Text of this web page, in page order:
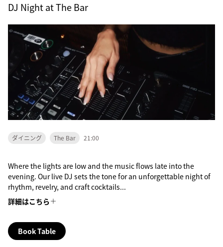
DJ Night at The Bar
ダイニング The Bar 21:00
Where the lights are low and the music flows late into the
evening. Our live DJ sets the tone for an unforgettable night of
rhythm, revelry, and craft cocktails...
詳細はこちら
Book Table